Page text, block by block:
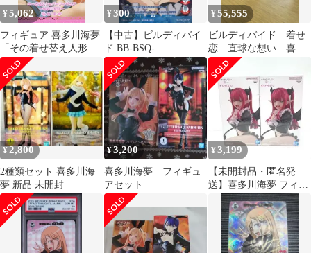
¥5,062
フィギュア 喜多川海夢
「その着せ替え人形は
恋をする」 ぬーどるス
トッパーフィギュア-喜
多川海夢-【14日以内発
送】
¥300
【中古】ビルディバイ
ド BB-BSQ-
027SR[SR]：最＆高 喜
多川海夢
¥55,555
ビルディバイド 着せ
恋 直球な想い 喜多
川海夢 献身的な脇
役 五条新菜 BR
¥ 2,800
2種類セット 喜多川海
夢 新品 未開封
¥3,200
喜多川海夢 フィギュ
アセット
¥ 3,199
【未開封品・匿名発
送】喜多川海夢 フィギ
ュア 2点セット♫